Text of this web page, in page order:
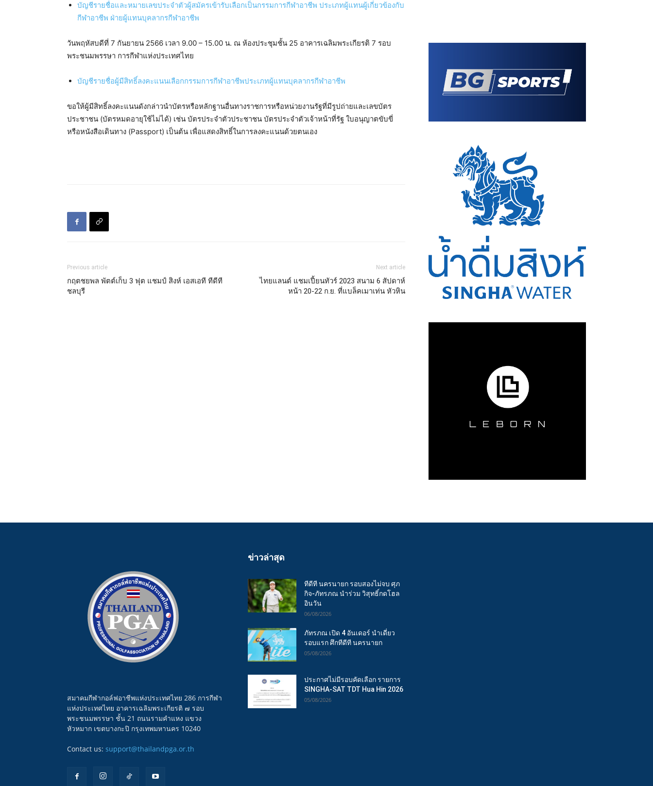
บัญชีรายชื่อและหมายเลขประจำตัวผู้สมัครเข้ารับเลือกเป็นกรรมการกีฬาอาชีพ ประเภทผู้แทนผู้เกี่ยวข้องกับ
กีฬาอาชีพ ฝ่ายผู้แทนบุคลากรกีฬาอาชีพ
วันพฤหัสบดีที่ 7 กันยายน 2566 เวลา 9.00 – 15.00 น. ณ ห้องประชุมชั้น 25 อาคารเฉลิมพระเกียรติ 7 รอบ
พระชนมพรรษา การกีฬาแห่งประเทศไทย
บัญชีรายชื่อผู้มีสิทธิ์ลงคะแนนเลือกกรรมการกีฬาอาชีพประเภทผู้แทนบุคลากรกีฬาอาชีพ
ขอให้ผู้มีสิทธิ์ลงคะแนนดังกล่าวนำบัตรหรือหลักฐานอื่นทางราชการหรือหน่วยงานรัฐที่มีรูปถ่ายและเลขบัตร
ประชาชน (บัตรหมดอายุใช้ไม่ได้) เช่น บัตรประจำตัวประชาชน บัตรประจำตัวเจ้าหน้าที่รัฐ ใบอนุญาตขับขี่
หรือหนังสือเดินทาง (Passport) เป็นต้น เพื่อแสดงสิทธิ์ในการลงคะแนนด้วยตนเอง
Previous article
กฤตชยพล พัตต์เก็บ 3 ฟุต แชมป์ สิงห์ เอสเอที ทีดีที
ชลบุรี
Next article
ไทยแลนด์ แชมเปี้ยนทัวร์ 2023 สนาม 6 สัปดาห์
หน้า 20-22 ก.ย. ที่แบล็คเมาเท่น หัวหิน
สมาคมกีฬากอล์ฟอาชีพแห่งประเทศไทย 286 การกีฬา
แห่งประเทศไทย อาคารเฉลิมพระเกียรติ ๗ รอบ
พระชนมพรรษา ชั้น 21 ถนนรามคำแหง แขวง
หัวหมาก เขตบางกะปิ กรุงเทพมหานคร 10240
Contact us: support@thailandpga.or.th
ข่าวล่าสุด
ทีดีที นครนายก รอบสองไม่จบ ศุภ
กิจ-ภัทรภณ นำร่วม วิสุทธิ์กดโฮล
อินวัน
06/08/2026
ภัทรภณ เปิด 4 อันเดอร์ นำเดี่ยว
รอบแรก ศึกทีดีที นครนายก
05/08/2026
ประกาศไม่มีรอบคัดเลือก รายการ
SINGHA-SAT TDT Hua Hin 2026
05/08/2026